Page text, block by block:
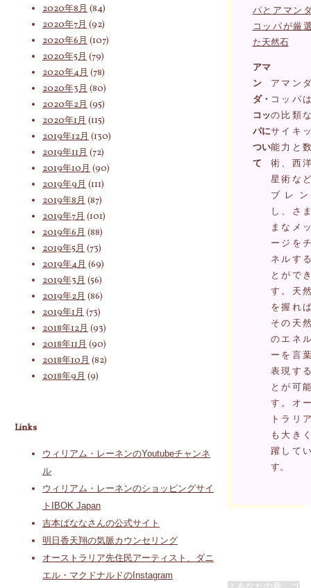
パとアマン
コッパが厳
た天然石
アマ
ン
ダ・
コッ
パに
つい
て
アマン
コッパ
の比類
サイキ
能力と
術、西
星術な
ブレ
し、さ
まなメ
ージを
ネルす
とがで
す。天
を握れ
その天
のエネ
ーを言
表現す
とが可
す。オ
トラリ
も大き
躍して
す。
2020年8月 (84)
2020年7月 (92)
2020年6月 (107)
2020年5月 (79)
2020年4月 (78)
2020年3月 (80)
2020年2月 (95)
2020年1月 (115)
2019年12月 (130)
2019年11月 (72)
2019年10月 (90)
2019年9月 (111)
2019年8月 (87)
2019年7月 (101)
2019年6月 (88)
2019年5月 (73)
2019年4月 (69)
2019年3月 (56)
2019年2月 (86)
2019年1月 (73)
2018年12月 (93)
2018年11月 (90)
2018年10月 (82)
2018年9月 (9)
Links
ウィリアム・レーネンのYoutubeチャンネ
ル
ウィリアム・レーネンのショッピングサイ
トIBOK Japan
吉本ばななさんの公式サイト
明日香天翔の気脈カウンセリング
オーストラリア先住民アーティスト、ダニ
エル・マクドナルドのInstagram